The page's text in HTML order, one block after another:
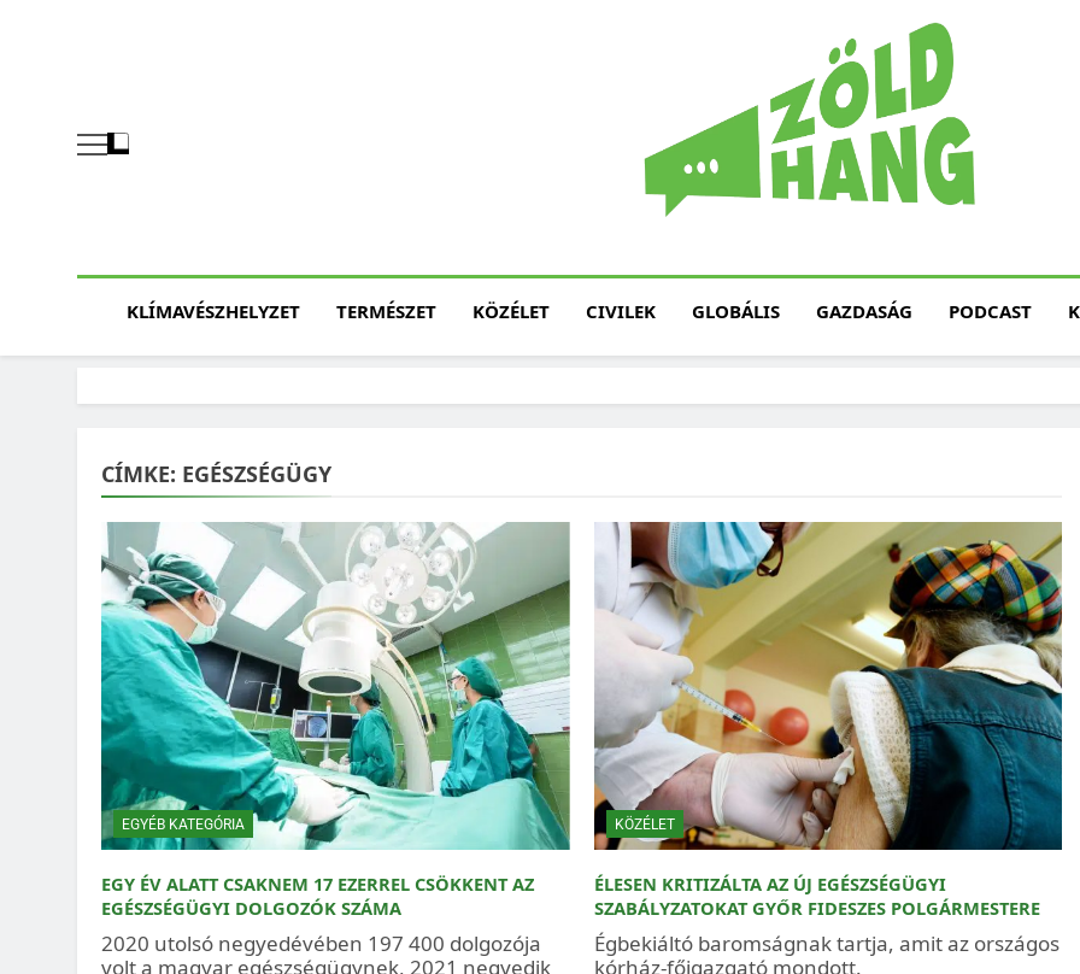
KLÍMAVÉSZHELYZET TERMÉSZET KÖZÉLET CIVILEK GLOBÁLIS GAZDASÁG PODCAST
CÍMKE: EGÉSZSÉGÜGY
EGYÉB KATEGÓRIA
EGY ÉV ALATT CSAKNEM 17 EZERREL CSÖKKENT AZ
EGÉSZSÉGÜGYI DOLGOZÓK SZÁMA
2020 utolsó negyedévében 197 400 dolgozója
volt a magyar egészségügynek, 2021 negyedik
KÖZÉLET
ÉLESEN KRITIZÁLTA AZ ÚJ EGÉSZSÉGÜGYI
SZABÁLYZATOKAT GYŐR FIDESZES POLGÁRMESTERE
Égbekiáltó baromságnak tartja, amit az országos
kórház-főigazgató mondott.